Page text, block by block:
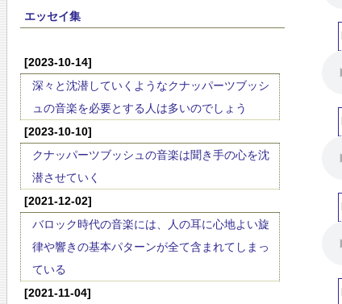
エッセイ集
[2023-10-14]
深々と沈潜していくようなクナッパーツブッシ
ュの音楽を必要とする人は多いのでしょう
[2023-10-10]
クナッパーツブッシュの音楽は聞き手の心を沈
潜させていく
[2021-12-02]
バロック時代の音楽には、人の耳に心地よい旋
律や響きの基本パターンが全て含まれてしまっ
ている
[2021-11-04]